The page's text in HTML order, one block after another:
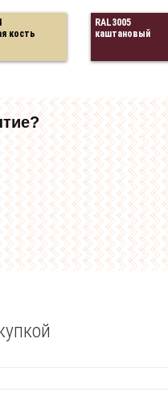
кость
RAL3005
каштановый